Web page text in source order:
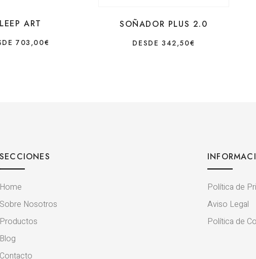
ART
703,00€
SOÑADOR PLUS 2.0
DESDE 342,50€
SECCIONES
Home
Sobre Nosotros
Productos
Blog
Contacto
Política de
Aviso Legal
Política de